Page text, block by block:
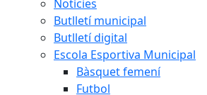
Notícies
Butlletí municipal
Butlletí digital
Escola Esportiva Municipal
Bàsquet femení
Futbol